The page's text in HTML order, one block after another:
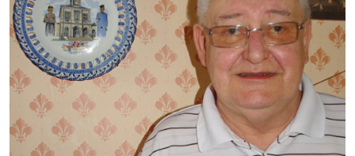
Démarches administratives
Projets et travaux en cours
Fêtes et manifestations
Numéros d'urgence
Terrains et maisons à vendre